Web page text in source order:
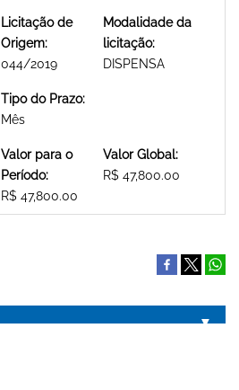
Licitação de
Origem:
044/2019
Modalidade da
licitação:
DISPENSA
Tipo do Prazo:
Mês
Valor para o
Período:
R$ 47,800.00
Valor Global:
R$ 47,800.00